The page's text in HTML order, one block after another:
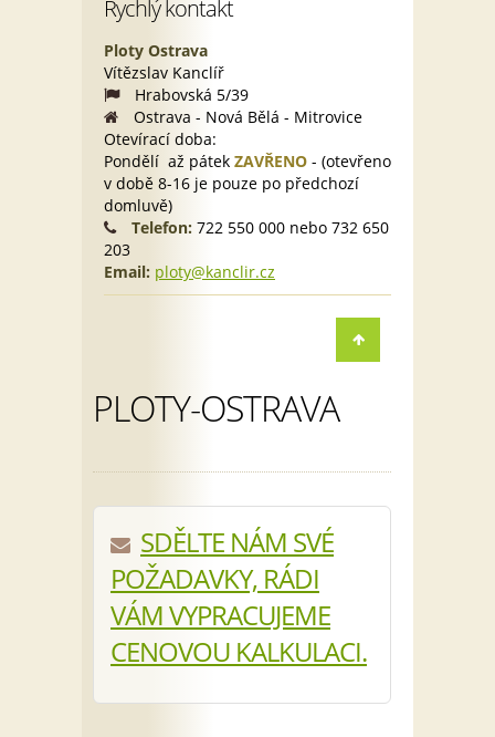
Rychlý kontakt
Ploty Ostrava
Vítězslav Kanclíř
Hrabovská 5/39
Ostrava - Nová Bělá - Mitrovice
Otevírací doba:
Pondělí až pátek ZAVŘENO - (otevřeno
v době 8-16 je pouze po předchozí
domluvě)
Telefon: 722 550 000 nebo 732 650
203
Email: ploty@kanclir.cz
PLOTY-OSTRAVA
SDĚLTE NÁM SVÉ
POŽADAVKY, RÁDI
VÁM VYPRACUJEME
CENOVOU KALKULACI.